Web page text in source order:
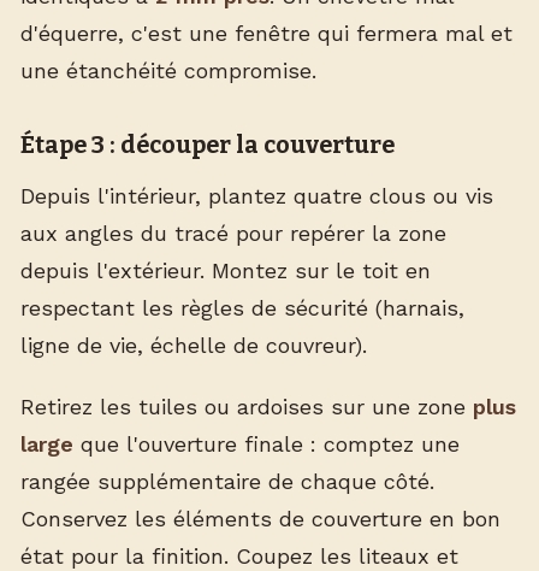
d'équerre, c'est une fenêtre qui fermera mal et
une étanchéité compromise.
Étape 3 : découper la couverture
Depuis l'intérieur, plantez quatre clous ou vis
aux angles du tracé pour repérer la zone
depuis l'extérieur. Montez sur le toit en
respectant les règles de sécurité (harnais,
ligne de vie, échelle de couvreur).
Retirez les tuiles ou ardoises sur une zone plus
large que l'ouverture finale : comptez une
rangée supplémentaire de chaque côté.
Conservez les éléments de couverture en bon
état pour la finition. Coupez les liteaux et